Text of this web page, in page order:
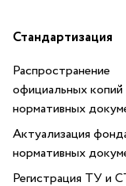
Стандартизация
Распространение
официальных копий
нормативных
Актуализация
нормативных
Регистрация ТУ и